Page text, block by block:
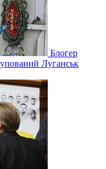
Блогер
Луганськ